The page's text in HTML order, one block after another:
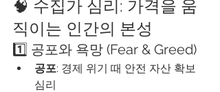
🧠 수집가 심리: 가격을 움
직이는 인간의 본성
1️⃣ 공포와 욕망 (Fear & Greed)
공포: 경제 위기 때 안전 자산 확보
심리